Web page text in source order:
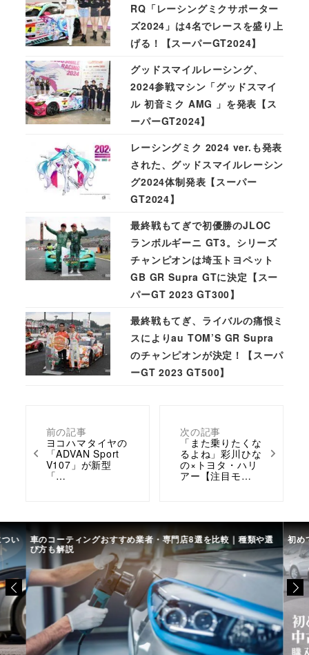
前の記事
ヨコハマタイヤの
「ADVAN Sport
V107」が新型
「…
次の記事
「また乗りたくな
るよね」彩川ひな
の×トヨタ・ハリ
アー【注目モ…
RQ「レーシングミクサポーター
ズ2024」は4名でレースを盛り上
げる！【スーパーGT2024】
グッドスマイルレーシング、
2024参戦マシン「グッドスマイ
ル 初音ミク AMG 」を発表【ス
ーパーGT2024】
レーシングミク 2024 ver.も発表
された、グッドスマイルレーシン
グ2024体制発表【スーパー
GT2024】
最終戦もてぎで初優勝のJLOC
ランボルギーニ GT3。シリーズ
チャンピオンは埼玉トヨペット
GB GR Supra GTに決定【スー
パーGT 2023 GT300】
最終戦もてぎ、ライバルの痛恨ミ
スによりau TOM’S GR Supra
のチャンピオンが決定！【スーパ
ーGT 2023 GT500】
店8選を比較｜種類や選 初めての中古車選び、購入時の流れや必要な書